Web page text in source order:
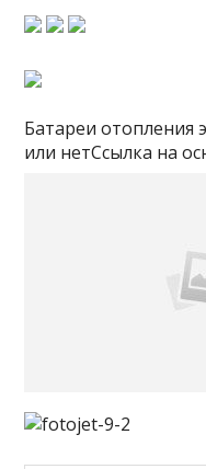
Батареи
или нетСсылка на